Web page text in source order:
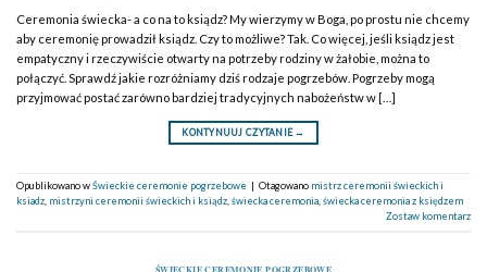
Ceremonia świecka- a co na to ksiądz? My wierzymy w Boga, po prostu nie chcemy
aby ceremonię prowadził ksiądz. Czy to możliwe? Tak. Co więcej, jeśli ksiądz jest
empatyczny i rzeczywiście otwarty na potrzeby rodziny w żałobie, można to
połączyć. Sprawdź jakie rozróżniamy dziś rodzaje pogrzebów. Pogrzeby mogą
przyjmować postać zarówno bardziej tradycyjnych nabożeństw w […]
KONTYNUUJ CZYTANIE →
Opublikowano wŚwieckie ceremonie pogrzebowe Otagowano mistrz ceremonii świeckich i
ksiadz, mistrzyni ceremonii świeckich i ksiądz,świecka ceremonia,świecka ceremonia z księdzem
Zostaw komentarz